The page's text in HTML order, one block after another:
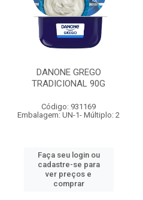
DANONE GREGO
TRADICIONAL 90G
Código: 931169
Embalagem: UN-1- Múltiplo: 2
Faça seu login ou
cadastre-se para
ver preços e
comprar